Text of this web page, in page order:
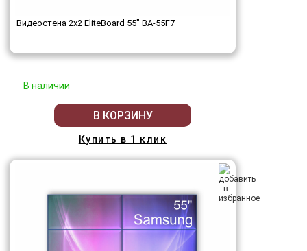
Видеостена 2x2 EliteBoard 55" BA-55F7
В наличии
В КОРЗИНУ
Купить в 1 клик